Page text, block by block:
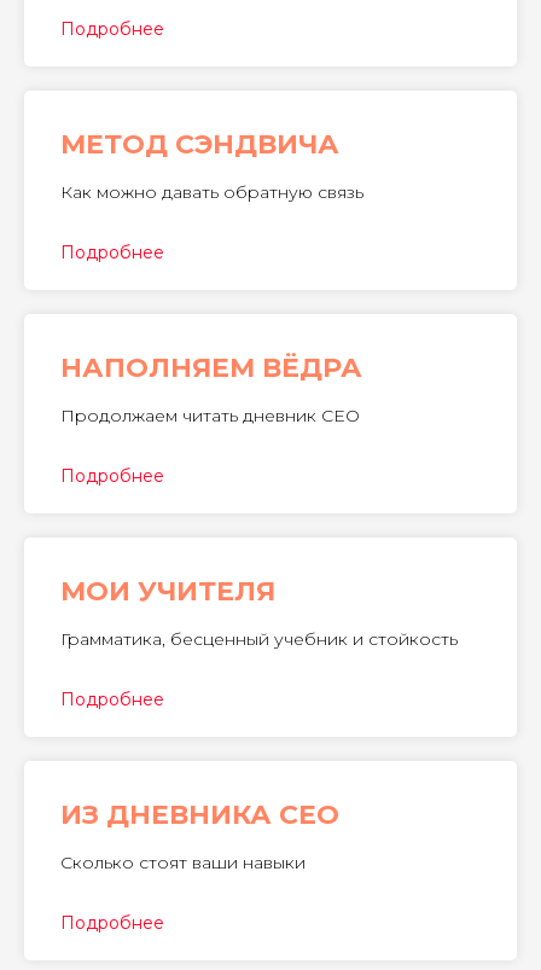
Подробнее
МЕТОД СЭНДВИЧА
Как можно давать обратную связь
Подробнее
НАПОЛНЯЕМ ВËДРА
Продолжаем читать дневник CEO
Подробнее
МОИ УЧИТЕЛЯ
Грамматика, бесценный учебник и стойкость
Подробнее
ИЗ ДНЕВНИКА CEO
Cколько стоят ваши навыки
Подробнее